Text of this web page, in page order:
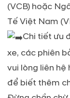
(VCB) hoặc
Tế Việt Nam
Chi tiết ưu
xe, các phiên
vui lòng liên hệ
để biết thêm